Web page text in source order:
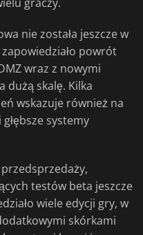
nie została jeszcze w
powrót
wraz z nowymi
dużą skalę. Kilka
wskazuje również na
systemy
testów beta jeszcze
wiele edycji gry, w
skórkami